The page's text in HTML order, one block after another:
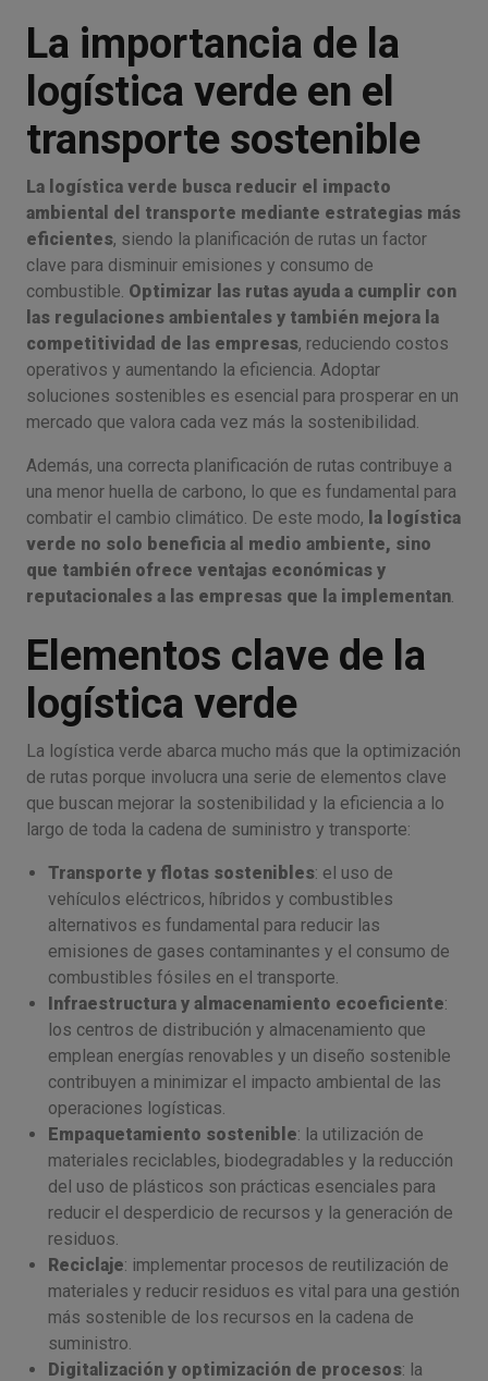
La importancia de la
logística verde en el
transporte sostenible
La logística verde busca reducir el impacto
ambiental del transporte mediante estrategias más
eficientes, siendo la planificación de rutas un factor
clave para disminuir emisiones y consumo de
combustible. Optimizar las rutas ayuda a cumplir con
las regulaciones ambientales y también mejora la
competitividad de las empresas, reduciendo costos
operativos y aumentando la eficiencia. Adoptar
soluciones sostenibles es esencial para prosperar en un
mercado que valora cada vez más la sostenibilidad.
Además, una correcta planificación de rutas contribuye a
una menor huella de carbono, lo que es fundamental para
combatir el cambio climático. De este modo, la logística
verde no solo beneficia al medio ambiente, sino
que también ofrece ventajas económicas y
reputacionales a las empresas que la implementan.
Elementos clave de la
logística verde
La logística verde abarca mucho más que la optimización
de rutas porque involucra una serie de elementos clave
que buscan mejorar la sostenibilidad y la eficiencia a lo
largo de toda la cadena de suministro y transporte:
Transporte y flotas sostenibles: el uso de
vehículos eléctricos, híbridos y combustibles
alternativos es fundamental para reducir las
emisiones de gases contaminantes y el consumo de
combustibles fósiles en el transporte.
Infraestructura y almacenamiento ecoeficiente:
los centros de distribución y almacenamiento que
emplean energías renovables y un diseño sostenible
contribuyen a minimizar el impacto ambiental de las
operaciones logísticas.
Empaquetamiento sostenible: la utilización de
materiales reciclables, biodegradables y la reducción
del uso de plásticos son prácticas esenciales para
reducir el desperdicio de recursos y la generación de
residuos.
Reciclaje: implementar procesos de reutilización de
materiales y reducir residuos es vital para una gestión
más sostenible de los recursos en la cadena de
suministro.
Digitalización y optimización de procesos: la